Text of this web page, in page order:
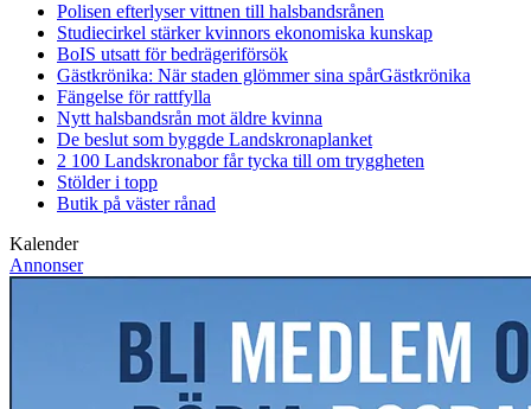
Polisen efterlyser vittnen till halsbandsrånen
Studiecirkel stärker kvinnors ekonomiska kunskap
BoIS utsatt för bedrägeriförsök
Gästkrönika: När staden glömmer sina spårGästkrönika
Fängelse för rattfylla
Nytt halsbandsrån mot äldre kvinna
De beslut som byggde Landskronaplanket
2 100 Landskronabor får tycka till om tryggheten
Stölder i topp
Butik på väster rånad
Kalender
Annonser